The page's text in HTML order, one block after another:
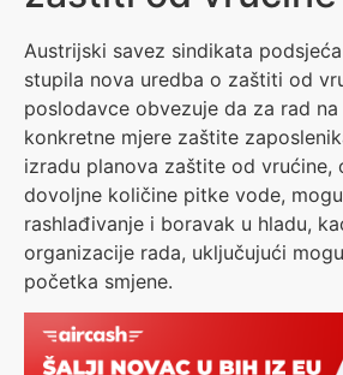
Austrijski savez sindikata
stupila nova uredba o zaštiti od
poslodavce obvezuje da za rad
konkretne mjere zaštite
izradu planova zaštite od vrućine,
dovoljne količine pitke vode,
rashlađivanje i boravak u hladu,
organizacije rada, uključujući
početka smjene.